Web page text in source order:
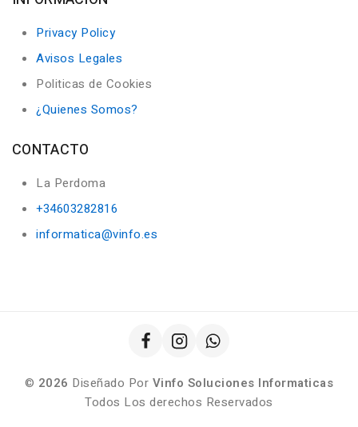
Privacy Policy
Avisos Legales
Politicas de Cookies
¿Quienes Somos?
CONTACTO
La Perdoma
+34603282816
informatica@vinfo.es
© 2026 Diseñado Por Vinfo Soluciones Informaticas
Todos Los derechos Reservados